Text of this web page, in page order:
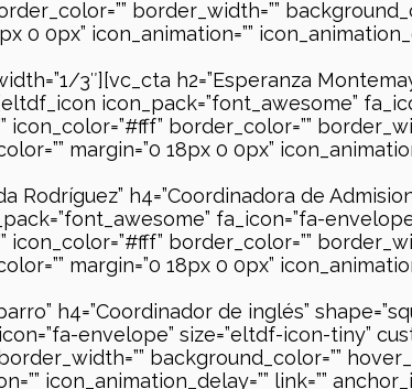
border_width=””
0px” icon_animation=””
3″][vc_cta h2=”Esperanza
icon_pack=”font_awesome”
icon_color=”#fff” border_color=””
margin=”0 18px 0 0px”
Rodríguez” h4=”Coordinadora de
fa_icon=”fa-
icon_color=”#fff” border_color=””
margin=”0 18px 0 0px”
h4=”Coordinador de inglés”
envelope” size=”eltdf-icon-tiny”
background_color=””
icon_animation_delay=”” link=””